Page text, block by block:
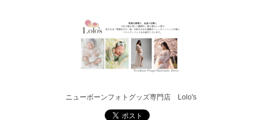
ニューボーンフォトグッズ専門店 Lolo's